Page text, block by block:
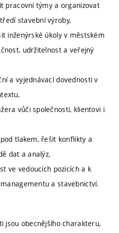
pracovní týmy a organizovat
stavební výroby,
inženýrské úkoly v městském
udržitelnost a veřejný
a vyjednávací dovednosti v
vůči společnosti, klientovi i
tlakem, řešit konflikty a
dat a analýz,
ve vedoucích pozicích a k
a stavebnictví.
jsou obecnějšího charakteru,